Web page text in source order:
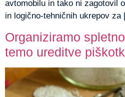
avtomobilu in tako ni zagotovil
in logično-tehničnih ukrepov
Organiziramo
temo ureditve